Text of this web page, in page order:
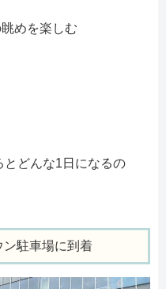
めを楽しむ
どんな1日になるの
ン駐車場に到着